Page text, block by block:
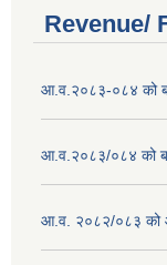
Revenue/
आ.व.२०८३-०८४ को
आ.व.२०८३/०८४ को
आ.व. २०८२/०८३ को